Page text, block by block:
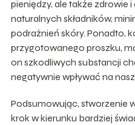
pieniędzy, ale także zdrowie
naturalnych składników,
podrażnień skóry. Ponadto,
przygotowanego proszku,
on szkodliwych substancji
negatywnie wpływać na
Podsumowując, stworzenie
krok w kierunku bardziej